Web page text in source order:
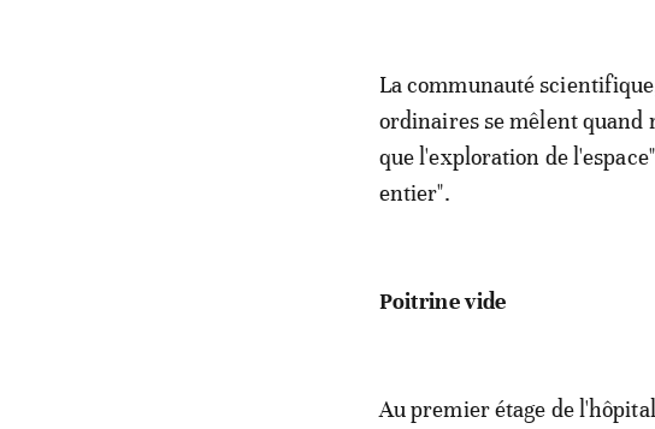
La communauté
ordinaires se mêlent quand
que l'exploration de
entier".
Poitrine vide
Au premier étage de